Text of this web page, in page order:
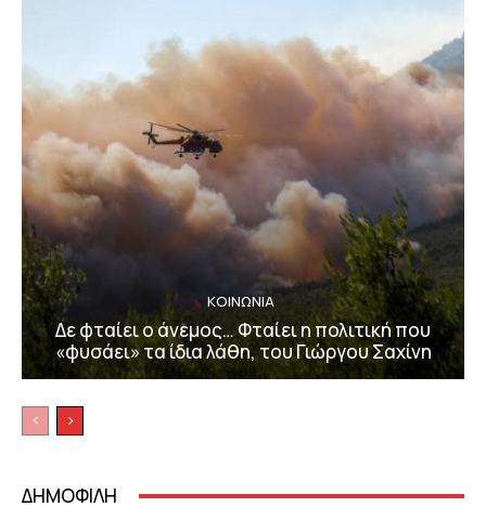
ΚΟΙΝΩΝΙΑ
Δε φταίει ο άνεμος… Φταίει η πολιτική που
«φυσάει» τα ίδια λάθη, του Γιώργου Σαχίνη
ΔΗΜΟΦΙΛΗ